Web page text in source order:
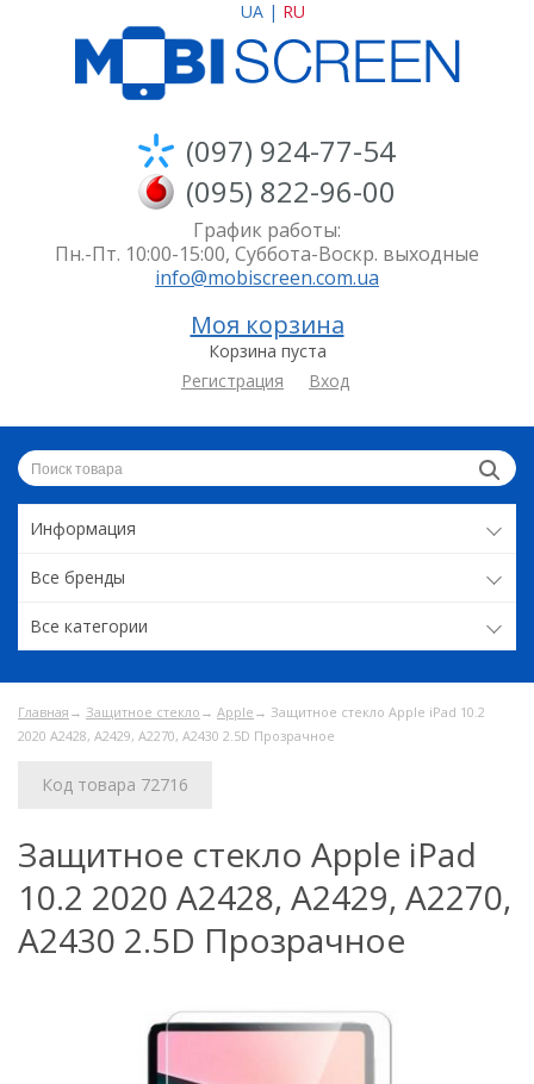
UA | RU
(097) 924-77-54
(095) 822-96-00
График работы:
Пн.-Пт. 10:00-15:00, Суббота-Воскр. выходные
info@mobiscreen.com.ua
Моя корзина
Корзина пуста
Регистрация
Вход
Информация
Все бренды
Все категории
Главная → Защитное стекло → Apple → Защитное стекло Apple iPad 10.2
2020 A2428, A2429, A2270, A2430 2.5D Прозрачное
Код товара 72716
Защитное стекло Apple iPad
10.2 2020 A2428, A2429, A2270,
A2430 2.5D Прозрачное